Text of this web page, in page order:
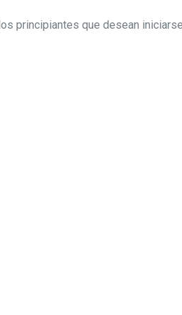
principiantes que desean